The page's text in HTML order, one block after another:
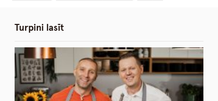
Turpini lasīt